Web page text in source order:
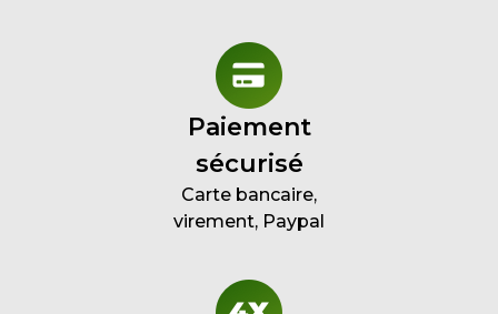
Paiement
sécurisé
Carte bancaire,
virement, Paypal